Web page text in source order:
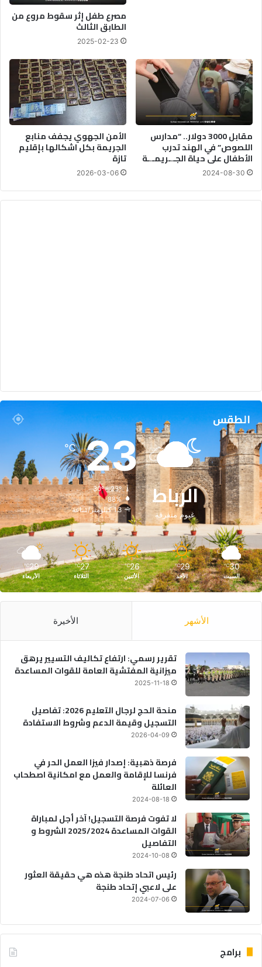
مصرع طفل إثر سقوط مروع من
الطابق الثالث
2025-02-23
مقابل 3000 دولار.. “مدارس
اللصوص” في الهند تدرب
الأطفال على حياة الجـ.ـريمـ.ـة
2024-08-30
الأمن الجهوي يجفف منابع
الجريمة بكل اشكالها بإقليم
تازة
2026-03-06
الطقس
الرباط
غيوم متفرقة
23
℃
30º - 23º
88%
1.3 كيلومتر/ساعة
30
℃
السبت
29
℃
الأحد
26
℃
الأثنين
27
℃
الثلاثاء
29
℃
الأربعاء
الأشهر الأخيرة
تقرير رسمي: ارتفاع تكاليف التسيير يرهق
ميزانية المفتشية العامة للقوات المساعدة
2025-11-18
منحة الحج لرجال التعليم 2026: تفاصيل
التسجيل وقيمة الدعم وشروط الاستفادة
2026-04-09
فرصة ذهبية: إصدار فيزا العمل الحر في
فرنسا للإقامة والعمل مع امكانية اصطحاب
العائلة
2024-08-18
لا تفوت فرصة التسجيل! آخر أجل لمباراة
القوات المساعدة 2025/2024 الشروط و
التفاصيل
2024-10-08
رئيس اتحاد طنجة هذه هي حقيقة العثور
على لاعبي إتحاد طنجة
2024-07-06
برامج